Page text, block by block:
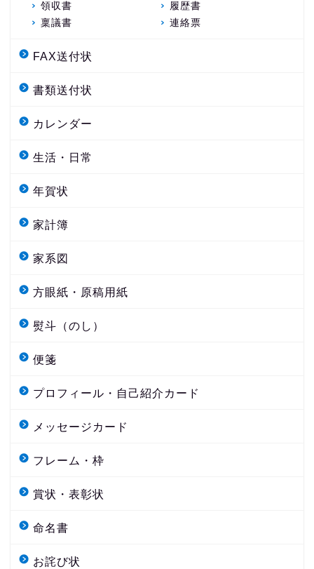
領収書
履歴書
稟議書
連絡票
FAX送付状
書類送付状
カレンダー
生活・日常
年賀状
家計簿
家系図
方眼紙・原稿用紙
熨斗（のし）
便箋
プロフィール・自己紹介カード
メッセージカード
フレーム・枠
賞状・表彰状
命名書
お詫び状